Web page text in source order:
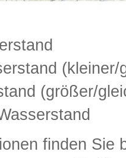
(kleiner/
(größer/
finden Sie